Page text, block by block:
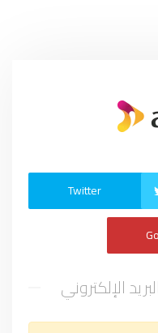
Twitter
الإلكتروني